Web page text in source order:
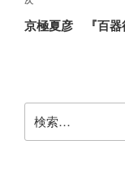
ー
の
京極夏彦 『百
索: